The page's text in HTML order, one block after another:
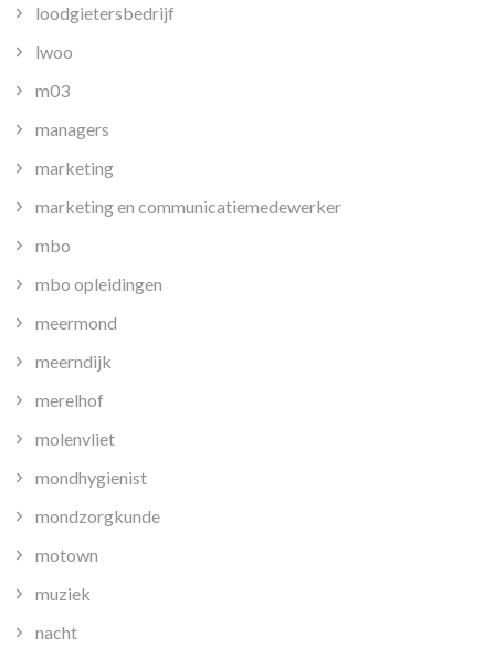
loodgietersbedrijf
lwoo
m03
managers
marketing
marketing en communicatiemedewerker
mbo
mbo opleidingen
meermond
meerndijk
merelhof
molenvliet
mondhygienist
mondzorgkunde
motown
muziek
nacht